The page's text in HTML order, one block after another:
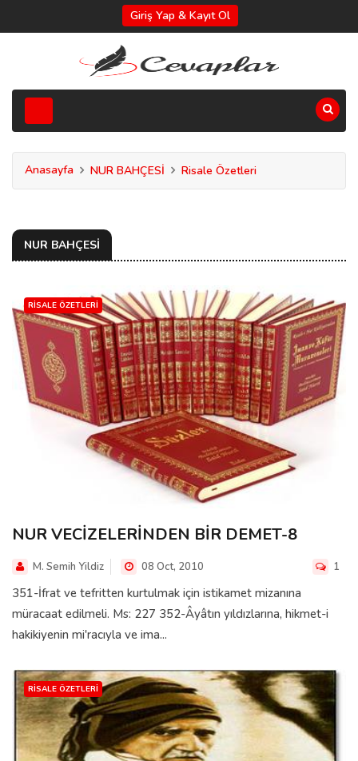
Giriş Yap & Kayıt Ol
Anasayfa NUR BAHÇESİ Risale Özetleri
NUR BAHÇESİ
RISALE ÖZETLERI
NUR VECİZELERİNDEN BİR DEMET-8
M. Semih Yildiz 08 Oct, 2010 1
351-İfrat ve tefritten kurtulmak için istikamet mizanına
müracaat edilmeli. Ms: 227 352-Âyâtın yıldızlarına, hikmet-i
hakikiyenin mi'racıyla ve ima...
RISALE ÖZETLERI